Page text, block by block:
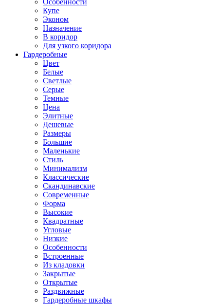
Особенности
Купе
Эконом
Назначение
В коридор
Для узкого коридора
Гардеробные
Цвет
Белые
Светлые
Серые
Темные
Цена
Элитные
Дешевые
Размеры
Большие
Маленькие
Стиль
Минимализм
Классические
Скандинавские
Современные
Форма
Высокие
Квадратные
Угловые
Низкие
Особенности
Встроенные
Из кладовки
Закрытые
Открытые
Раздвижные
Гардеробные шкафы